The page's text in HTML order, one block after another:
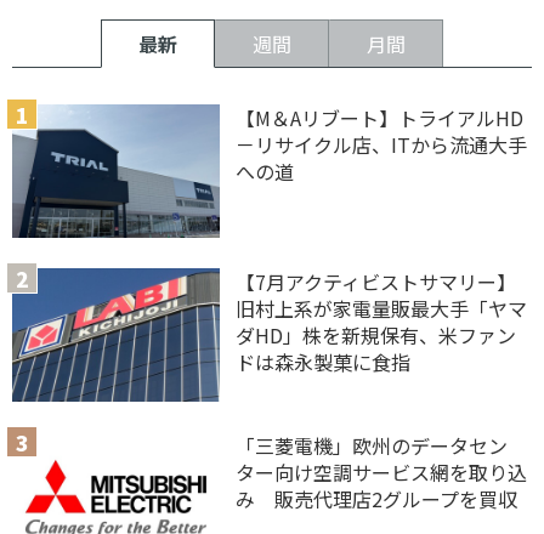
最新 週間 月間
【M＆Aリブート】トライアルHD
－リサイクル店、ITから流通大手
への道
【7月アクティビストサマリー】
旧村上系が家電量販最大手「ヤマ
ダHD」株を新規保有、米ファン
ドは森永製菓に食指
「三菱電機」欧州のデータセン
ター向け空調サービス網を取り込
み 販売代理店2グループを買収